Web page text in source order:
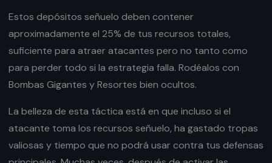
Estos depósitos señuelo deben contener
aproximadamente el 25% de tus recursos totales,
suficiente para atraer atacantes pero no tanto como
para perder todo si la estrategia falla. Rodéalos con
Bombas Gigantes y Resortes bien ocultos.
La belleza de esta táctica está en que incluso si el
atacante toma los recursos señuelo, ha gastado tropas
valiosas y tiempo que no podrá usar contra tus defensas